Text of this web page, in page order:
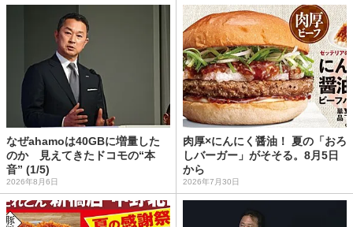
なぜahamoは40GBに増量した
のか 見えてきたドコモの“本
音” (1/5)
2026年8月6日
肉厚×にんにく醤油！ 夏の「おろ
しバーガー」がそそる。8月5日
から
2026年7月30日